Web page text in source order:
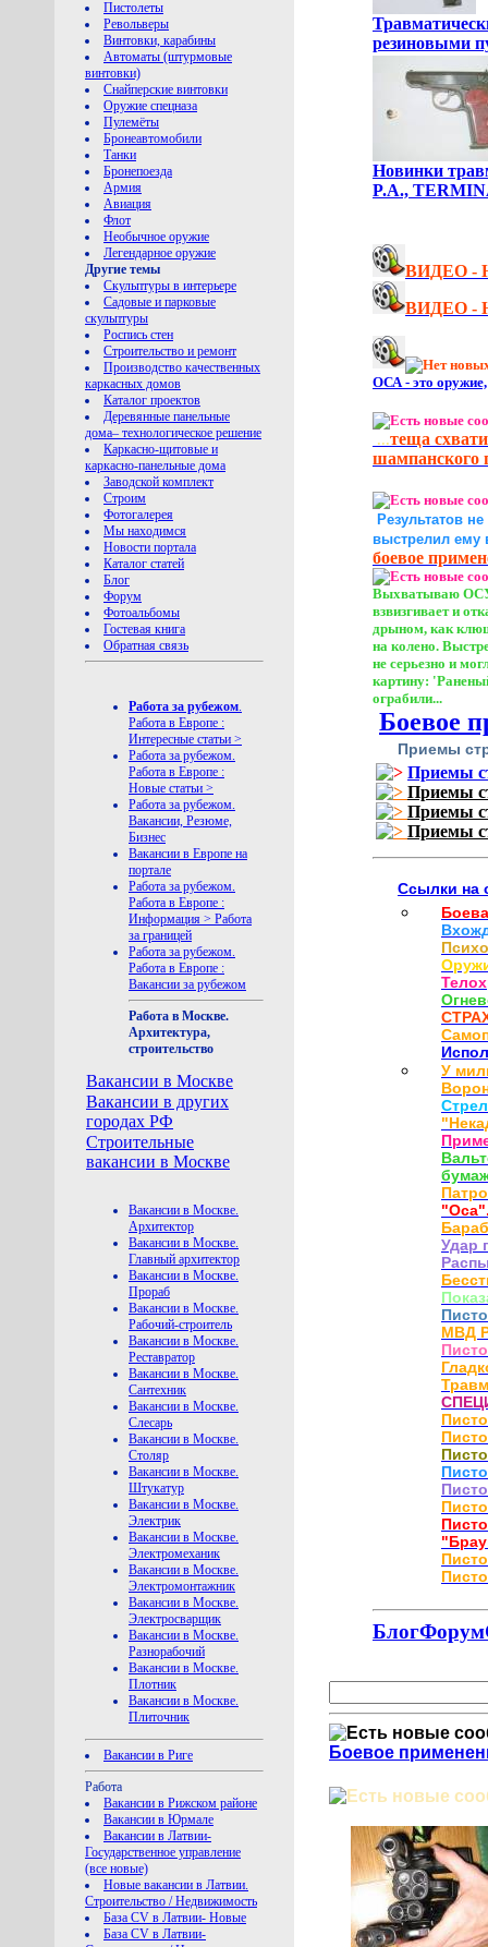
Пистолеты
Револьверы
Винтовки, карабины
Автоматы (штурмовые
винтовки)
Снайперские винтовки
Оружие спецназа
Пулемёты
Бронеавтомобили
Танки
Бронепоезда
Армия
Авиация
Флот
Необычное оружие
Легендарное оружие
Другие темы
Скульптуры в интерьере
Садовые и парковые
скульптуры
Роспись стен
Строительство и ремонт
Производство качественных
каркасных домов
Каталог проектов
Деревянные панельные
дома– технологическое решение
Каркасно-щитовые и
каркасно-панельные дома
Заводской комплект
Строим
Фотогалерея
Мы находимся
Новости портала
Каталог статей
Блог
Форум
Фотоальбомы
Гостевая книга
Обратная связь
Работа за рубежом.
Работа в Европе :
Интересные статьи >
Работа за рубежом.
Работа в Европе :
Новые статьи >
Работа за рубежом.
Вакансии, Резюме,
Бизнес
Вакансии в Европе на
портале
Работа за рубежом.
Работа в Европе :
Информация > Работа
за границей
Работа за рубежом.
Работа в Европе :
Вакансии за рубежом
Работа в Москве.
Архитектура,
строительство
Вакансии в Москве
Вакансии в других
городах РФ
Строительные
вакансии в Москве
Вакансии в Москве.
Архитектор
Вакансии в Москве.
Главный архитектор
Вакансии в Москве.
Прораб
Вакансии в Москве.
Рабочий-строитель
Вакансии в Москве.
Реставратор
Вакансии в Москве.
Сантехник
Вакансии в Москве.
Слесарь
Вакансии в Москве.
Столяр
Вакансии в Москве.
Штукатур
Вакансии в Москве.
Электрик
Вакансии в Москве.
Электромеханик
Вакансии в Москве.
Электромонтажник
Вакансии в Москве.
Электросварщик
Вакансии в Москве.
Разнорабочий
Вакансии в Москве.
Плотник
Вакансии в Москве.
Плиточник
Вакансии в Риге
Работа
Вакансии в Рижском районе
Вакансии в Юрмале
Вакансии в Латвии-
Государственное управление
(все новые)
Новые вакансии в Латвии.
Строительство / Недвижимость
База CV в Латвии- Новые
База CV в Латвии-
резиновыми
Новинки
P.A.,
ВИДЕО -
ВИДЕО -
ОСА - это
...теща
шампанского
Результатов
выстрелил ему
боевое
Выхватываю ОСУ,
взвизгивает и
дрыном, как
на колено.
не серьезно и
картину:
ограбили...
Боевое
Приемы
Приемы
Приемы
Приемы
Приемы
Ссылки на
У
Удар
МВД
БлогФорум
Боевое